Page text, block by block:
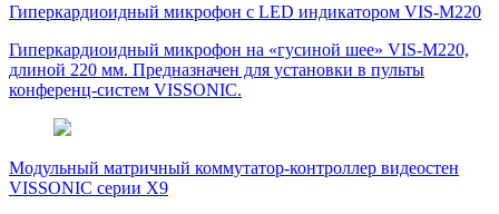
Гиперкардиоидный микрофон с LED индикатором VIS-M220
Гиперкардиоидный микрофон на «гусиной шее» VIS-M220,
длиной 220 мм. Предназначен для установки в пульты
конференц-систем VISSONIC.
Модульный матричный коммутатор-контроллер видеостен
VISSONIC серии X9